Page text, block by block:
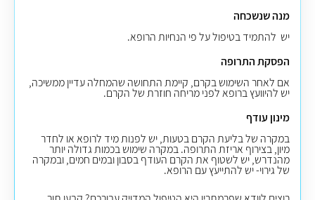
מנה שנשכחה
יש להתמיד בטיפול על פי הנחיות הרופא.
הפסקת התרופה
אם לאחר השימוש בקרם, קיימת התחושה שהמחלה עדיין ממשיכה,
יש להיוועץ ברופא לפני מריחה חוזרת של הקרם.
מינון עודף
במקרה של בליעת הקרם בטעות, יש לפנות מיד לרופא או לחדר
מיון, בצירוף אריזת התרופה. במקרה שימוש בכמות גדולה יותר
מהנדרש, יש לשטוף את הקרם העודף בסבון ובמים חמים, ובמקרה
של גירוי- יש להתייעץ עם הרופא.